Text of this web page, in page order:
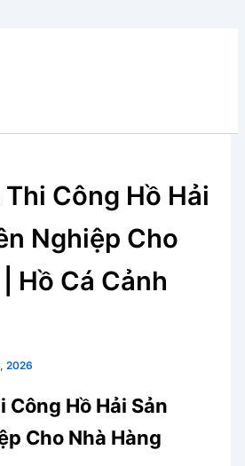
Công Hồ Hải
Nghiệp Cho
Hồ Cá Cảnh
2026
Công Hồ Hải Sản
Cho Nhà Hàng